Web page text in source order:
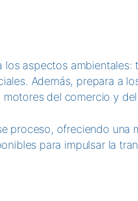
aspectos ambientales:
Además, prepara a
del comercio y
proceso, ofreciendo una
para impulsar la